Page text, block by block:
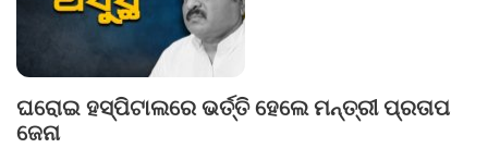
ଘରୋଇ ହସ୍ପିଟାଲରେ ଭର୍ତ୍ତି ହେଲେ ମନ୍ତ୍ରୀ ପ୍ରତାପ
ଜେନା